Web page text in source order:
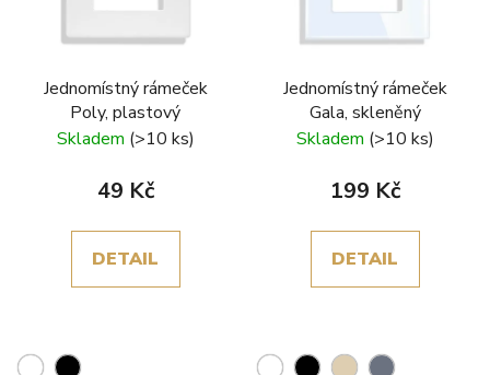
Jednomístný rámeček
Poly, plastový
Skladem (>10 ks)
49 Kč
DETAIL
Jednomístný rámeček
Gala, skleněný
Skladem (>10 ks)
199 Kč
DETAIL